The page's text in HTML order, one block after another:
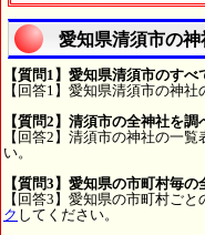
愛知県清須市の
【質問1】愛知県清須市のす
【回答1】愛知県清須市の神社
【質問2】清須市の全神社を
【回答2】清須市の神社の一覧
い。
【質問3】愛知県の市町村毎
【回答3】愛知県の市町村ごと
ク してください。